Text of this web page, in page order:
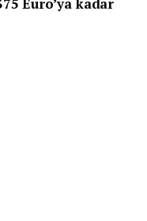
Euro’ya kadar